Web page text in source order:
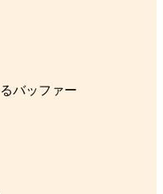
バッファー